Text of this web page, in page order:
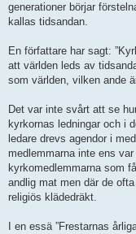
generationer börjar
kallas tidsandan.
En författare har sagt:
att världen leds av
som världen, vilken ande
Det var inte svårt att se
kyrkornas ledningar och i
ledare drevs agendor i
medlemmarna inte ens
kyrkomedlemmarna som
andlig mat men där de
religiös klädedräkt.
I en essä ”Frestarnas